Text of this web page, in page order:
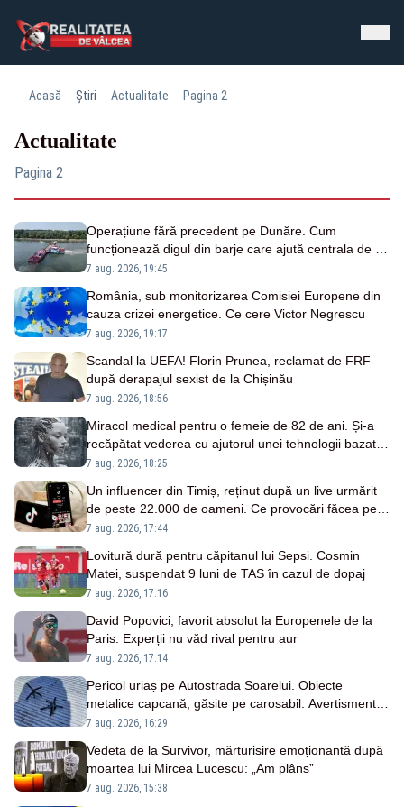
Acasă Știri Actualitate Pagina 2
Actualitate
Pagina 2
Operațiune fără precedent pe Dunăre. Cum
funcționează digul din barje care ajută centrala de la
Cernavodă
7 aug. 2026, 19:45
România, sub monitorizarea Comisiei Europene din
cauza crizei energetice. Ce cere Victor Negrescu
7 aug. 2026, 19:17
Scandal la UEFA! Florin Prunea, reclamat de FRF
după derapajul sexist de la Chișinău
7 aug. 2026, 18:56
Miracol medical pentru o femeie de 82 de ani. Și-a
recăpătat vederea cu ajutorul unei tehnologii bazate
pe AI
7 aug. 2026, 18:25
Un influencer din Timiș, reținut după un live urmărit
de peste 22.000 de oameni. Ce provocări făcea pe
TikTok
7 aug. 2026, 17:44
Lovitură dură pentru căpitanul lui Sepsi. Cosmin
Matei, suspendat 9 luni de TAS în cazul de dopaj
7 aug. 2026, 17:16
David Popovici, favorit absolut la Europenele de la
Paris. Experții nu văd rival pentru aur
7 aug. 2026, 17:14
Pericol uriaș pe Autostrada Soarelui. Obiecte
metalice capcană, găsite pe carosabil. Avertisment
CNAIR
7 aug. 2026, 16:29
Vedeta de la Survivor, mărturisire emoționantă după
moartea lui Mircea Lucescu: „Am plâns”
7 aug. 2026, 15:38